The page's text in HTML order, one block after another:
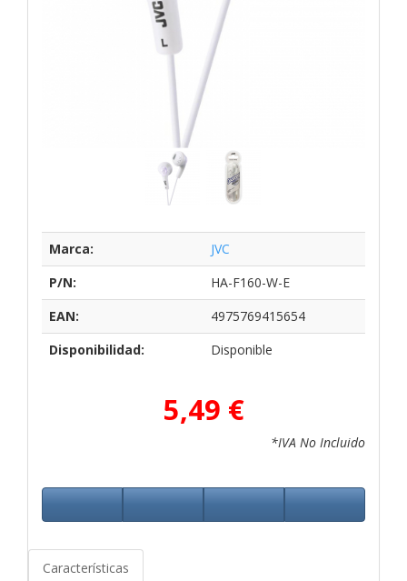
Marca:
JVC
P/N:
HA-F160-W-E
EAN:
4975769415654
Disponibilidad:
Disponible
5,49 €
*IVA No Incluido
Características